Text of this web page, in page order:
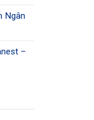
Ngân
–